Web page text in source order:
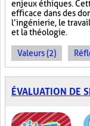
enjeux éthiques.
efficace dans des
l’ingénierie, le
et la théologie.
Valeurs (2)
ÉVALUATION DE